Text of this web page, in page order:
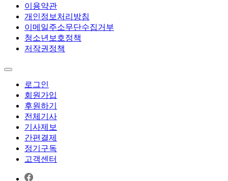
이용약관
개인정보처리방침
이메일주소무단수집거부
청소년보호정책
저작권정책
로그인
회원가입
후원하기
전체기사
기사제보
간편결제
정기구독
고객센터